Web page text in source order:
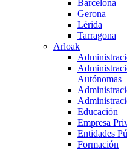
Barcelona
Gerona
Lérida
Tarragona
Arloak
Autónomas
Educación
Empresa
Entidades
Formación